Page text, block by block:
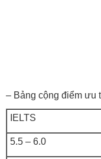
– Bảng cộng điểm ưu
IELTS
5.5 – 6.0